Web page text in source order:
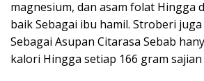
magnesium, dan asam folat Hingga
baik Sebagai ibu hamil. Stroberi
Sebagai Asupan Citarasa Sebab
kalori Hingga setiap 166 gram